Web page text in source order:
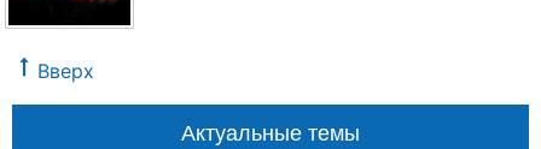
Вверх
Актуальные темы